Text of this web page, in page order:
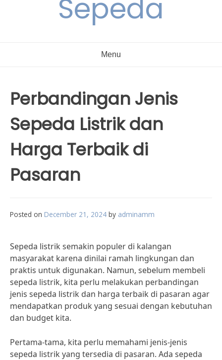
Sepeda
Menu
Perbandingan Jenis
Sepeda Listrik dan
Harga Terbaik di
Pasaran
Posted on December 21, 2024 by adminamm
Sepeda listrik semakin populer di kalangan
masyarakat karena dinilai ramah lingkungan dan
praktis untuk digunakan. Namun, sebelum membeli
sepeda listrik, kita perlu melakukan perbandingan
jenis sepeda listrik dan harga terbaik di pasaran agar
mendapatkan produk yang sesuai dengan kebutuhan
dan budget kita.
Pertama-tama, kita perlu memahami jenis-jenis
sepeda listrik yang tersedia di pasaran. Ada sepeda